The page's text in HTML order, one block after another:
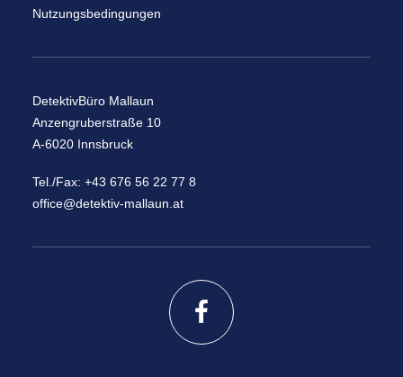
Nutzungsbedingungen
DetektivBüro Mallaun
Anzengruberstraße 10
A-6020 Innsbruck
Tel./Fax: +43 676 56 22 77 8
office@detektiv-mallaun.at